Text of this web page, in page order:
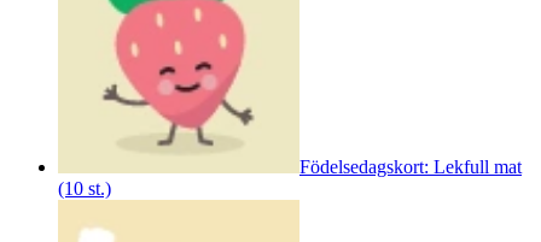
Födelsedagskort: Lekfull mat
(10 st.)